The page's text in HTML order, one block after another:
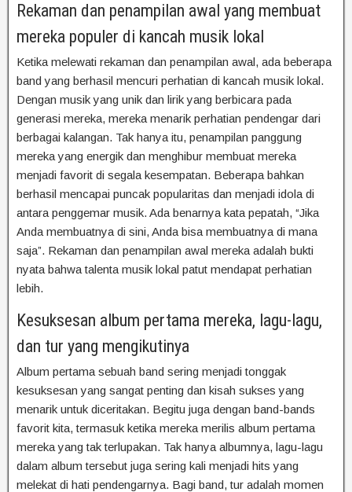
Rekaman dan penampilan awal yang membuat
mereka populer di kancah musik lokal
Ketika melewati rekaman dan penampilan awal, ada beberapa
band yang berhasil mencuri perhatian di kancah musik lokal.
Dengan musik yang unik dan lirik yang berbicara pada
generasi mereka, mereka menarik perhatian pendengar dari
berbagai kalangan. Tak hanya itu, penampilan panggung
mereka yang energik dan menghibur membuat mereka
menjadi favorit di segala kesempatan. Beberapa bahkan
berhasil mencapai puncak popularitas dan menjadi idola di
antara penggemar musik. Ada benarnya kata pepatah, “Jika
Anda membuatnya di sini, Anda bisa membuatnya di mana
saja”. Rekaman dan penampilan awal mereka adalah bukti
nyata bahwa talenta musik lokal patut mendapat perhatian
lebih.
Kesuksesan album pertama mereka, lagu-lagu,
dan tur yang mengikutinya
Album pertama sebuah band sering menjadi tonggak
kesuksesan yang sangat penting dan kisah sukses yang
menarik untuk diceritakan. Begitu juga dengan band-bands
favorit kita, termasuk ketika mereka merilis album pertama
mereka yang tak terlupakan. Tak hanya albumnya, lagu-lagu
dalam album tersebut juga sering kali menjadi hits yang
melekat di hati pendengarnya. Bagi band, tur adalah momen